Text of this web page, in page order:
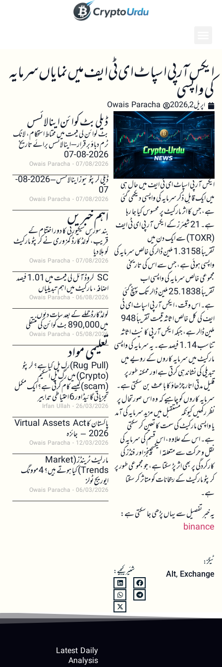
ایکس آر پی اسپاٹ ای ٹی ایف میں نمایاں سرمایہ
کی واپسی
اپریل 2, 2026 Owais Paracha
ایکس آر پی اسپاٹ ای ٹی ایف میں حال ہی
میں ایک قابلِ ذکر سرمایہ کی واپسی دیکھی گئی
ہے، جس کا اثر مارکیٹ پر محسوس کیا جا رہا
ہے۔ 21 شیئرز کے ایکس آر پی ای ٹی ایف
(TOXR) سے ایک دن میں
تقریباً 1.3158 ملین ڈالر کی خالص سرمایہ کی
واپسی ہوئی ہے، جس سے اس کی تاریخی
مجموعی خالص سرمایہ کی واپسی اب
تقریباً 25.1838 ملین ڈالر تک پہنچ گئی
ہے۔ اس وقت، ایکس آر پی اسپاٹ ای ٹی
ایف کی کل خالص اثاثہ قیمت تقریباً 948
ملین ڈالر ہے، جبکہ ایکس آر پی کا نیٹ اثاثہ
تناسب 1.14 فیصد ہے۔ یہ سرمایہ کی واپسی
مارکیٹ میں سرمایہ کاروں کے رویے میں
تبدیلی کی نشاندہی کرتی ہے اور ممکنہ طور پر
قلیل مدتی اتار چڑھاؤ کا باعث بن سکتی ہے۔
سرمایہ کاروں کو چاہیے کہ وہ اس صورتحال پر
نظر رکھیں کیونکہ مستقبل میں مزید سرمایہ کی آمد
یا واپسی مارکیٹ کی سمت کا تعین کر سکتی
ہے۔ اس کے علاوہ، اس قسم کی سرمایہ کی
نقل و حرکت سے متعلقہ ایکسچینجز اور فنڈز کی
کارکردگی پر بھی اثر پڑ سکتا ہے، جو مجموعی طور پر
کرپٹو مارکیٹ کے رجحانات کو متاثر کر سکتا
ہے۔
یہ خبر تفصیل سے یہاں پڑھی جا سکتی ہے:
binance
ٹیگز:
Alt, Exchange شئیر کیجیے:
ڈیلی بٹ کوائن اینالائسس
بٹ کوائن کی قیمت میں محتاط استحکام، لانگ
ٹرم دباؤ برقرار – اینالائسس برائے تاریخ
2026-08-07
Owais Paracha 07/08/2026
ڈیلی کرپٹو نیوز اینالائسس – 2026-08-
07
Owais Paracha 07/08/2026
اہم خبریں
بند سورس سیکیورٹی کا دور اختتام کے
قریب، کولڈ کارڈ کمزوری نے کرپٹو مارکیٹ
کو ہلا دیا
Owais Paracha 07/08/2026
SC کروڈ آئل کی قیمت میں 1.01 فیصد
اضافہ، مارکیٹ میں اہم تبدیلیاں
Owais Paracha 06/08/2026
کولڈکارڈ حملے کے بعد سات دنوں
میں 890,000 بٹ کوائن کی منتقلی
Owais Paracha 05/08/2026
تعلیمی مواد(Rug Pull)رگ پل کیا ہے؟ کرپٹو
(Crypto) میں رگ پل اسکیم
(scam)کیسے کام کرتی ہے؟ ایک مکمل
تجزیاتی گائیڈ اور 6 احتیاطی تدابیر
Irfan Ullah 26/03/2026
پاکستان کا Virtual Assets Act
2026 – جائزہ
Owais Paracha 12/03/2026
مارکیٹ ٹرینڈز (Market
Trends) کیا ہوتے ہیں؟ 4 موونگ
ایوریج ٹولز
Owais Paracha 06/03/2026
Latest Daily
Analysis